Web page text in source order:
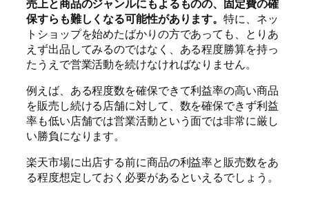
売上と商品のジャンルにもよるものの、固定費の確
保すらも難しくなる可能性があります。特に、ネッ
トショップを始めたばかりの方であっても、とりあ
えず出品してみるのではなく、ある程度勝算を持っ
たうえで営業活動を続けなければなりません。
例えば、ある程度数を確保できて利益率の高い商品
を販売し続ける店舗に対して、数を確保できず利益
率も低い店舗では営業活動という面では非常に厳し
い勝負になります。
楽天市場に出店する前に商品の利益率と販売数をあ
る程度想定しておく必要があるといえるでしょう。